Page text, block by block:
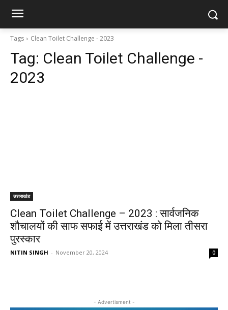
Tags Clean Toilet Challenge - 2023
Tag: Clean Toilet Challenge -
2023
उत्तराखंड
Clean Toilet Challenge – 2023 : सार्वजनिक
शौचालयों की साफ सफाई में उत्तराखंड को मिला तीसरा
पुरस्कार
NITIN SINGH - November 20, 2024 0
- Advertisment -